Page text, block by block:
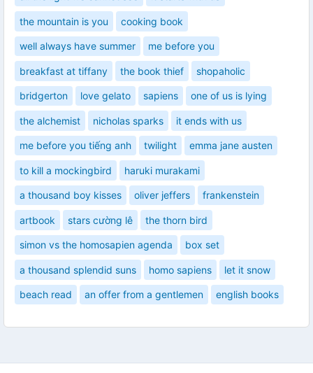
the mountain is you cooking book
well always have summer me before you
breakfast at tiffany the book thief shopaholic
bridgerton love gelato sapiens one of us is lying
the alchemist nicholas sparks it ends with us
me before you tiếng anh twilight emma jane austen
to kill a mockingbird haruki murakami
a thousand boy kisses oliver jeffers frankenstein
artbook stars cường lê the thorn bird
simon vs the homosapien agenda box set
a thousand splendid suns homo sapiens let it snow
beach read an offer from a gentlemen english books